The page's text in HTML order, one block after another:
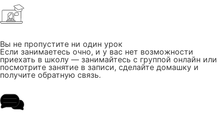
Вы не пропустите ни один урок
Если занимаетесь очно, и у вас нет возможности
приехать в школу — занимайтесь с группой онлайн или
посмотрите занятие в записи, сделайте домашку и
получите обратную связь.